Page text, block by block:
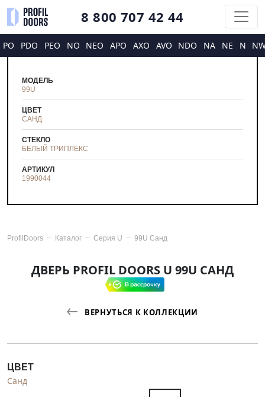
8 800 707 42 44
PO PDO PEO NO NEO APO AXO AVO NDO NA NE N
МОДЕЛЬ
99U
ЦВЕТ
САНД
СТЕКЛО
БЕЛЫЙ ТРИПЛЕКС
АРТИКУЛ
1990044
ProfilDoors Каталог Серия U 99U Санд
ДВЕРЬ PROFIL DOORS U 99U САНД
ВЕРНУТЬСЯ К КОЛЛЕКЦИИ
ЦВЕТ
Санд